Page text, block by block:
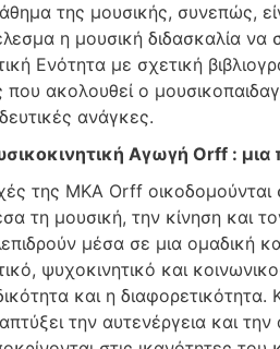
της μουσικής, συνεπώς,
η μουσική διδασκαλία να
Ενότητα με σχετική
που ακολουθεί ο
ανάγκες.
Αγωγή Orff : μια
της ΜΚΑ Orff οικοδομούνται
τη μουσική, την κίνηση και
μέσα σε μια ομαδική
ψυχοκινητικό και
και η διαφορετικότητα.
την αυτενέργεια και